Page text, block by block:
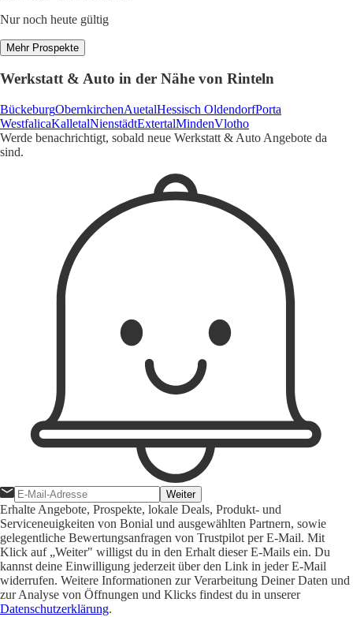
Nur noch heute gültig
Mehr Prospekte
Werkstatt & Auto in der Nähe von Rinteln
BückeburgObernkirchenAuetalHessisch OldendorfPorta
WestfalicaKalletalNienstädtExtertalMindenVlotho
Werde benachrichtigt, sobald neue Werkstatt & Auto Angebote da
sind.
Weiter
Erhalte Angebote, Prospekte, lokale Deals, Produkt- und
Serviceneuigkeiten von Bonial und ausgewählten Partnern, sowie
gelegentliche Bewertungsanfragen von Trustpilot per E-Mail. Mit
Klick auf „Weiter" willigst du in den Erhalt dieser E-Mails ein. Du
kannst deine Einwilligung jederzeit über den Link in jeder E-Mail
widerrufen. Weitere Informationen zur Verarbeitung Deiner Daten und
zur Analyse von Öffnungen und Klicks findest du in unserer
Datenschutzerklärung.